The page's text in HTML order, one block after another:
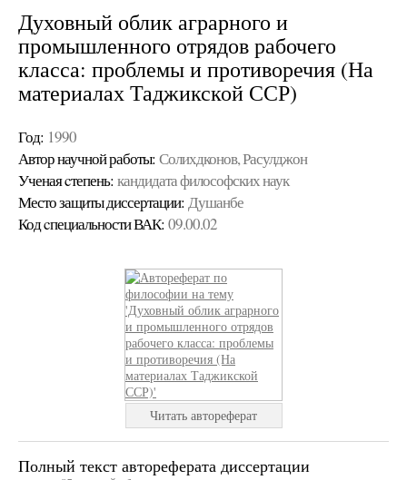
Духовный облик аграрного и
промышленного отрядов рабочего
класса: проблемы и противоречия (На
материалах Таджикской ССР)
Год: 1990
Автор научной работы: Солихдконов, Расулджон
Ученая cтепень: кандидата философских наук
Место защиты диссертации: Душанбе
Код cпециальности ВАК: 09.00.02
Читать автореферат
Полный текст автореферата диссертации